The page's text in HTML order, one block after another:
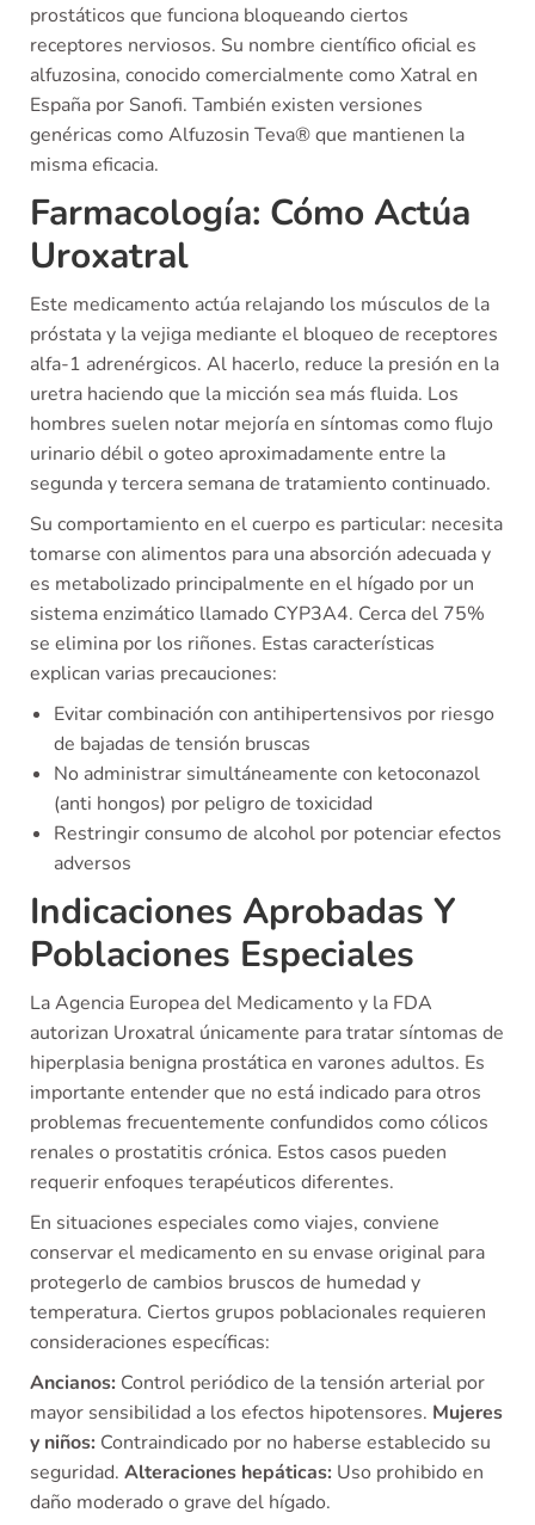
prostáticos que funciona bloqueando ciertos
receptores nerviosos. Su nombre científico oficial es
alfuzosina, conocido comercialmente como Xatral en
España por Sanofi. También existen versiones
genéricas como Alfuzosin Teva® que mantienen la
misma eficacia.
Farmacología: Cómo Actúa
Uroxatral
Este medicamento actúa relajando los músculos de la
próstata y la vejiga mediante el bloqueo de receptores
alfa-1 adrenérgicos. Al hacerlo, reduce la presión en la
uretra haciendo que la micción sea más fluida. Los
hombres suelen notar mejoría en síntomas como flujo
urinario débil o goteo aproximadamente entre la
segunda y tercera semana de tratamiento continuado.
Su comportamiento en el cuerpo es particular: necesita
tomarse con alimentos para una absorción adecuada y
es metabolizado principalmente en el hígado por un
sistema enzimático llamado CYP3A4. Cerca del 75%
se elimina por los riñones. Estas características
explican varias precauciones:
Evitar combinación con antihipertensivos por riesgo
de bajadas de tensión bruscas
No administrar simultáneamente con ketoconazol
(anti hongos) por peligro de toxicidad
Restringir consumo de alcohol por potenciar efectos
adversos
Indicaciones Aprobadas Y
Poblaciones Especiales
La Agencia Europea del Medicamento y la FDA
autorizan Uroxatral únicamente para tratar síntomas de
hiperplasia benigna prostática en varones adultos. Es
importante entender que no está indicado para otros
problemas frecuentemente confundidos como cólicos
renales o prostatitis crónica. Estos casos pueden
requerir enfoques terapéuticos diferentes.
En situaciones especiales como viajes, conviene
conservar el medicamento en su envase original para
protegerlo de cambios bruscos de humedad y
temperatura. Ciertos grupos poblacionales requieren
consideraciones específicas:
Ancianos: Control periódico de la tensión arterial por
mayor sensibilidad a los efectos hipotensores. Mujeres
y niños: Contraindicado por no haberse establecido su
seguridad. Alteraciones hepáticas: Uso prohibido en
daño moderado o grave del hígado.